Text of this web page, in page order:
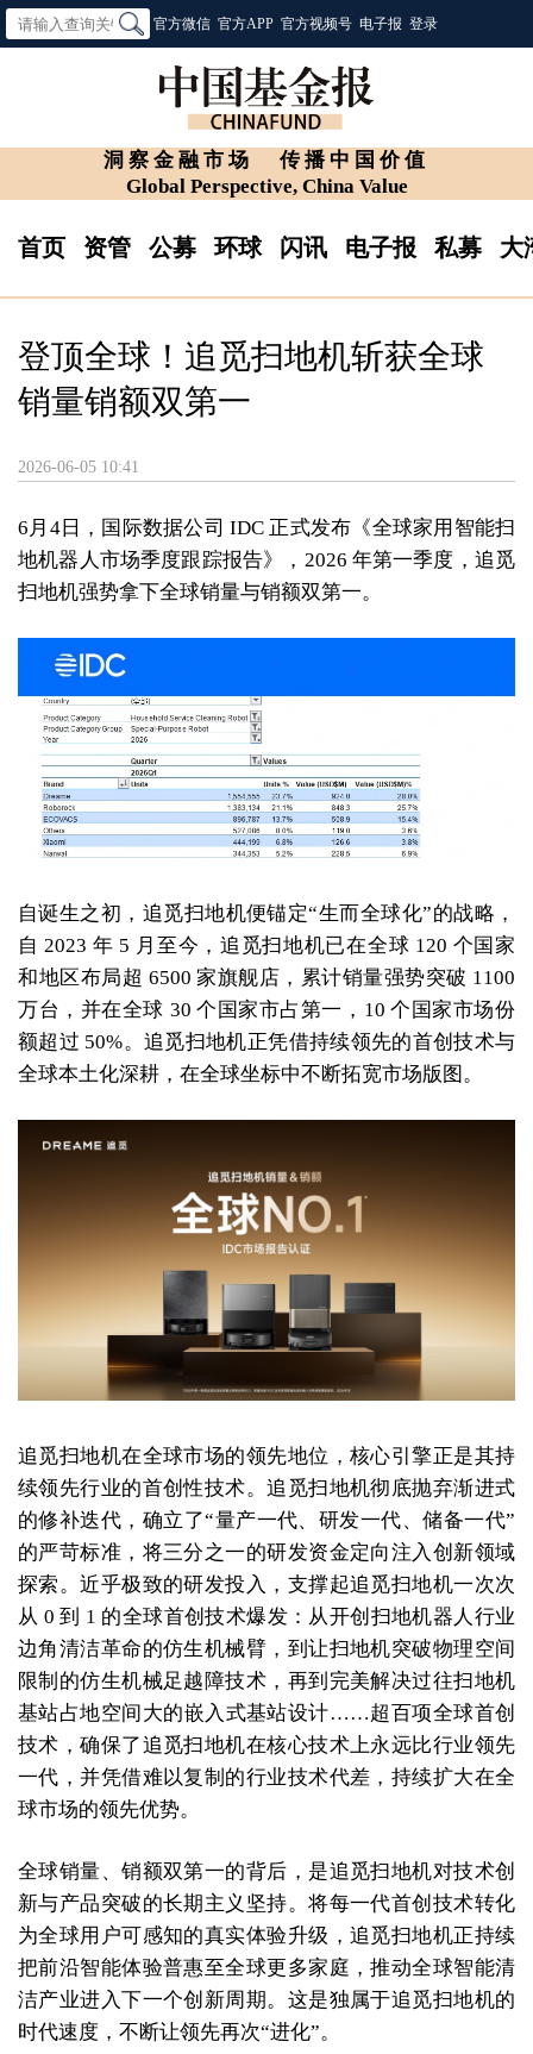
官方微信 官方APP 官方视频号 电子报 登录
洞察金融市场
传播中国价值
Global Perspective, China Value
首页 资管 公募 环球 闪讯 电子报 私募 大
登顶全球！追觅扫地机斩获全球
销量销额双第一
2026-06-05 10:41
6月4日，国际数据公司 IDC 正式发布《全球家用智能扫
地机器人市场季度跟踪报告》，2026 年第一季度，追觅
扫地机强势拿下全球销量与销额双第一。
自诞生之初，追觅扫地机便锚定“生而全球化”的战略，
自 2023 年 5 月至今，追觅扫地机已在全球 120 个国家
和地区布局超 6500 家旗舰店，累计销量强势突破 1100
万台，并在全球 30 个国家市占第一，10 个国家市场份
额超过 50%。追觅扫地机正凭借持续领先的首创技术与
全球本土化深耕，在全球坐标中不断拓宽市场版图。
追觅扫地机在全球市场的领先地位，核心引擎正是其持
续领先行业的首创性技术。追觅扫地机彻底抛弃渐进式
的修补迭代，确立了“量产一代、研发一代、储备一代”
的严苛标准，将三分之一的研发资金定向注入创新领域
探索。近乎极致的研发投入，支撑起追觅扫地机一次次
从 0 到 1 的全球首创技术爆发：从开创扫地机器人行业
边角清洁革命的仿生机械臂，到让扫地机突破物理空间
限制的仿生机械足越障技术，再到完美解决过往扫地机
基站占地空间大的嵌入式基站设计……超百项全球首创
技术，确保了追觅扫地机在核心技术上永远比行业领先
一代，并凭借难以复制的行业技术代差，持续扩大在全
球市场的领先优势。
全球销量、销额双第一的背后，是追觅扫地机对技术创
新与产品突破的长期主义坚持。将每一代首创技术转化
为全球用户可感知的真实体验升级，追觅扫地机正持续
把前沿智能体验普惠至全球更多家庭，推动全球智能清
洁产业进入下一个创新周期。这是独属于追觅扫地机的
时代速度，不断让领先再次“进化”。